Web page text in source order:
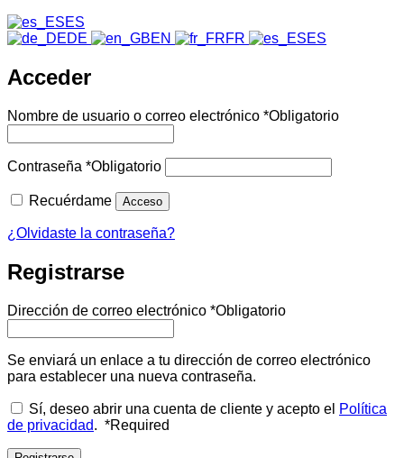
ES
DE
EN FR ES
Acceder
Nombre de usuario o correo electrónico *Obligatorio
Contraseña *Obligatorio
Recuérdame Acceso
¿Olvidaste la contraseña?
Registrarse
Dirección de correo electrónico *Obligatorio
Se enviará un enlace a tu dirección de correo electrónico
para establecer una nueva contraseña.
Sí, deseo abrir una cuenta de cliente y acepto el Política
de privacidad. *Required